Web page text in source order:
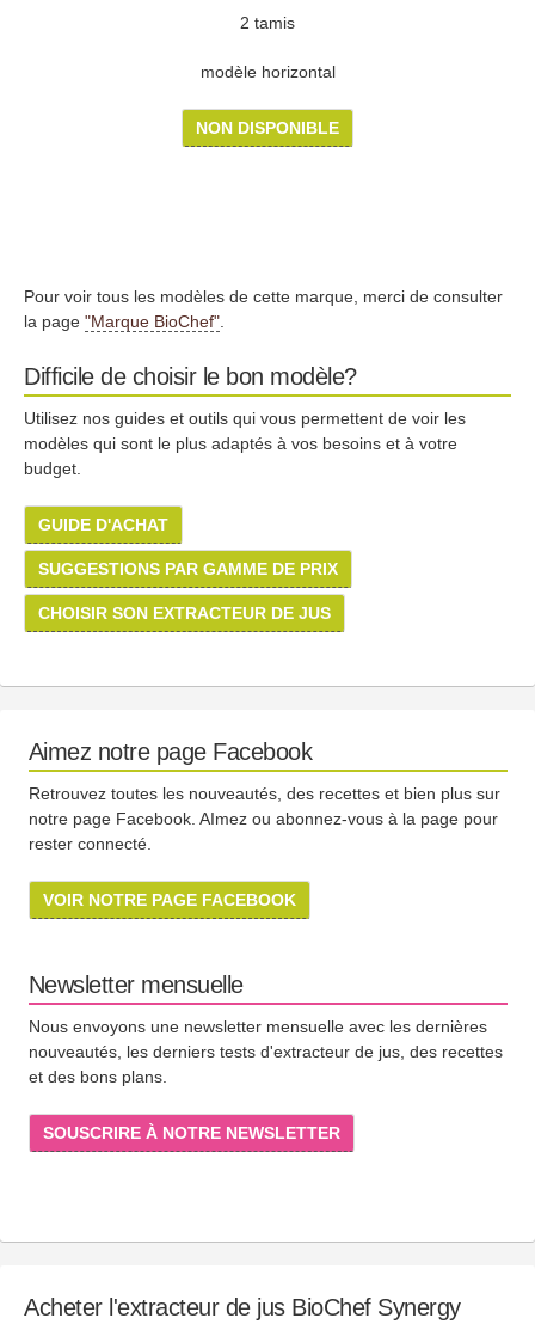
2 tamis
modèle horizontal
NON DISPONIBLE
Pour voir tous les modèles de cette marque, merci de consulter
la page "Marque BioChef"
Difficile de choisir le bon modèle?
Utilisez nos guides et outils qui vous permettent de voir les
modèles qui sont le plus adaptés à vos besoins et à votre
budget.
GUIDE D'ACHAT
SUGGESTIONS PAR GAMME DE PRIX
CHOISIR SON EXTRACTEUR DE JUS
Aimez notre page Facebook
Retrouvez toutes les nouveautés, des recettes et bien plus sur
notre page Facebook. AImez ou abonnez-vous à la page pour
rester connecté.
VOIR NOTRE PAGE FACEBOOK
Newsletter mensuelle
Nous envoyons une newsletter mensuelle avec les dernières
nouveautés, les derniers tests d'extracteur de jus, des recettes
et des bons plans.
SOUSCRIRE À NOTRE NEWSLETTER
Acheter l'extracteur de jus BioChef Synergy